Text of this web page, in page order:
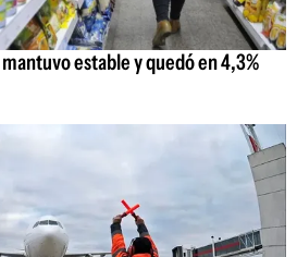
estable y quedó en 4,3%